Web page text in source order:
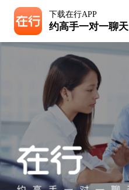
下载在行APP
约高手一对一聊天